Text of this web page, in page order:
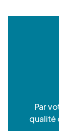
Par
qualité